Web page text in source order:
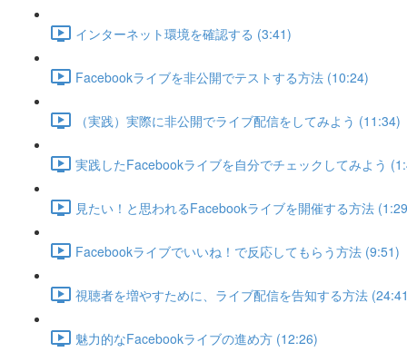
インターネット環境を確認する (3:41)
Facebookライブを非公開でテストする方法 (10:24)
（実践）実際に非公開でライブ配信をしてみよう (11:34)
実践したFacebookライブを自分でチェックしてみよう
見たい！と思われるFacebookライブを開催する方法
Facebookライブでいいね！で反応してもらう方法 (9:51)
視聴者を増やすために、ライブ配信を告知する方法
魅力的なFacebookライブの進め方 (12:26)